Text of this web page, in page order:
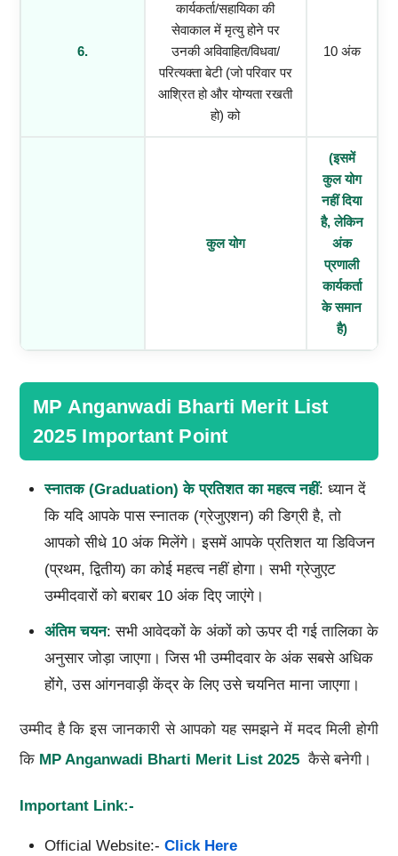
6.
कार्यकर्ता/सहायिका की
सेवाकाल में मृत्यु होने पर
उनकी अविवाहित/विधवा/
परित्यक्ता बेटी (जो परिवार पर
आश्रित हो और योग्यता रखती
हो) को
10 अंक
कुल योग
(इसमें
कुल योग
नहीं दिया
है,लेकिन
अंक
प्रणाली
कार्यकर्ता
के समान
है)
MP Anganwadi Bharti Merit List
2025 Important Point
स्नातक (Graduation)के प्रतिशत का महत्व नहीं: ध्यान दें
कि यदि आपके पास स्नातक (ग्रेजुएशन) की डिग्री है, तो
आपको सीधे 10 अंक मिलेंगे। इसमें आपके प्रतिशत या डिविजन
(प्रथम, द्वितीय) का कोई महत्व नहीं होगा। सभी ग्रेजुएट
उम्मीदवारों को बराबर 10 अंक दिए जाएंगे।
अंतिम चयन: सभी आवेदकों के अंकों को ऊपर दी गई तालिका के
अनुसार जोड़ा जाएगा। जिस भी उम्मीदवार के अंक सबसे अधिक
होंगे, उस आंगनवाड़ी केंद्र के लिए उसे चयनित माना जाएगा।
उम्मीद है कि इस जानकारी से आपको यह समझने में मदद मिली होगी
कि MP Anganwadi Bharti Merit List 2025कैसे बनेगी।
Important Link:-
Official Website:- Click Here